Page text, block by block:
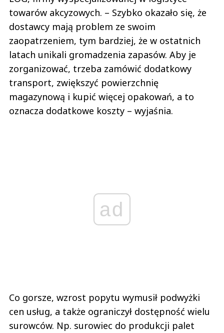
towarów akcyzowych. – Szybko okazało się, że
dostawcy mają problem ze swoim
zaopatrzeniem, tym bardziej, że w ostatnich
latach unikali gromadzenia zapasów. Aby je
zorganizować, trzeba zamówić dodatkowy
transport, zwiększyć powierzchnię
magazynową i kupić więcej opakowań, a to
oznacza dodatkowe koszty – wyjaśnia.
ad
Co gorsze, wzrost popytu wymusił podwyżki
cen usług, a także ograniczył dostępność wielu
surowców. Np. surowiec do produkcji palet